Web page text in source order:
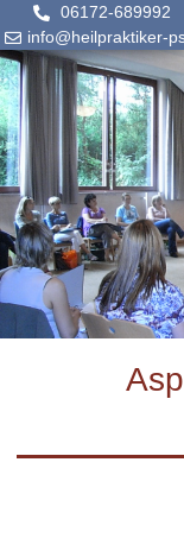
06172-689992
info@heilpraktiker-